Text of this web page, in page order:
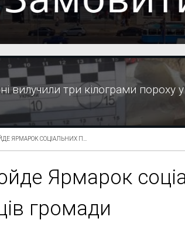
вилучили три кілограми пороху
ЯРМАРОК СОЦІАЛЬНИХ П...
Ярмарок
громади